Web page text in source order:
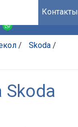
Контакты
/ Skoda /
Skoda